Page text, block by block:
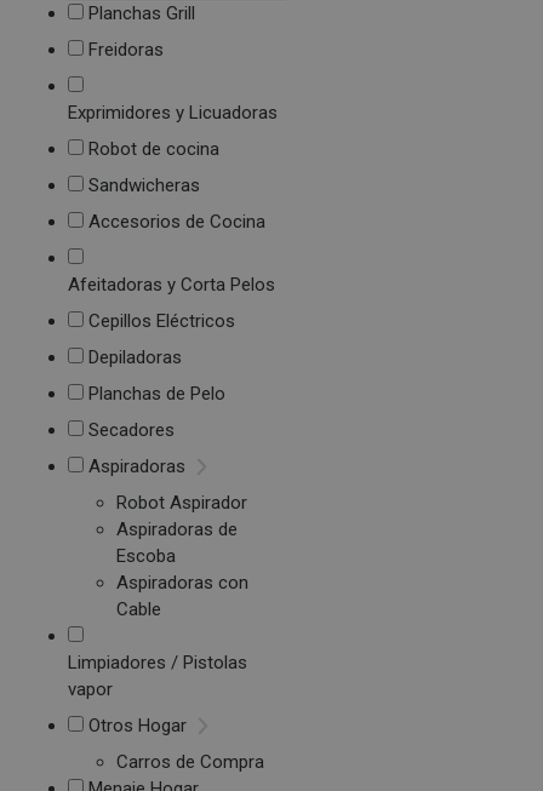
Planchas Grill
Freidoras
Exprimidores y Licuadoras
Robot de cocina
Sandwicheras
Accesorios de Cocina
Afeitadoras y Corta Pelos
Cepillos Eléctricos
Depiladoras
Planchas de Pelo
Secadores
Aspiradoras
Robot Aspirador
Aspiradoras de
Escoba
Aspiradoras con
Cable
Limpiadores / Pistolas
vapor
Otros Hogar
Carros de Compra